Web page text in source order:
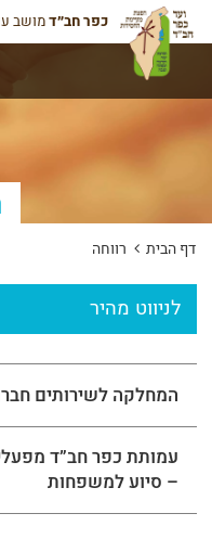
כפר חב״דמושב
דף הבית רווחה
לניווט מהיר
המחלקה לשירותים
עמותת כפר חב”ד מפעלי
– סיוע למשפחות